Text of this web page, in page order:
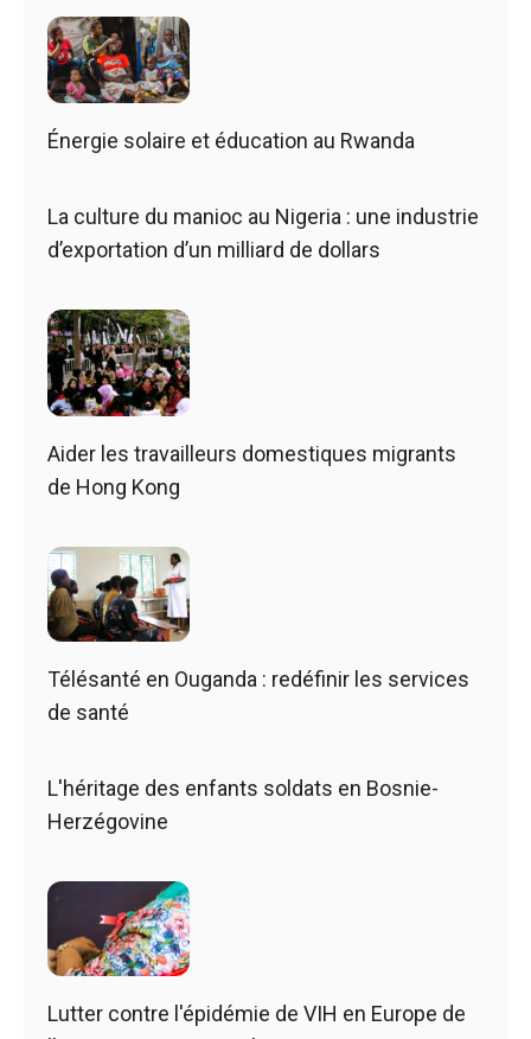
Énergie solaire et éducation au Rwanda
La culture du manioc au Nigeria : une industrie
d’exportation d’un milliard de dollars
Aider les travailleurs domestiques migrants
de Hong Kong
Télésanté en Ouganda : redéfinir les services
de santé
L'héritage des enfants soldats en Bosnie-
Herzégovine
Lutter contre l'épidémie de VIH en Europe de